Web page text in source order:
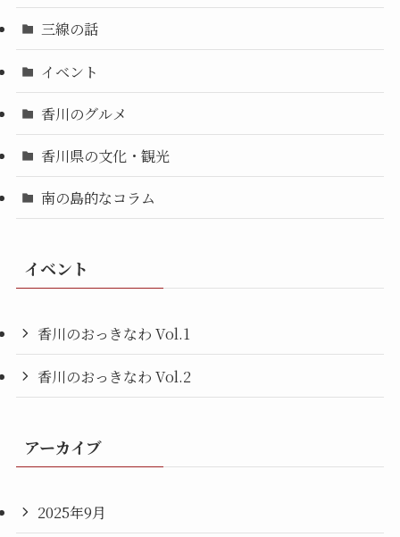
三線の話
イベント
香川のグルメ
香川県の文化・観光
南の島的なコラム
イベント
香川のおっきなわ Vol.1
香川のおっきなわ Vol.2
アーカイブ
2025年9月